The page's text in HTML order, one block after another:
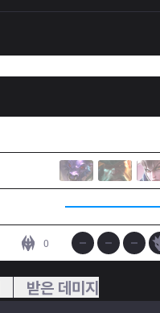
0
받은 데미지